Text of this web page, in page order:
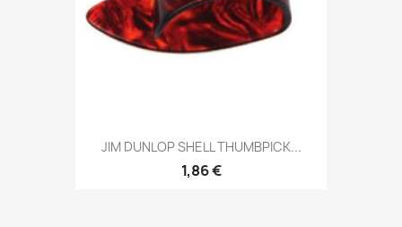
JIM DUNLOP SHELL THUMBPICK...
1,86 €